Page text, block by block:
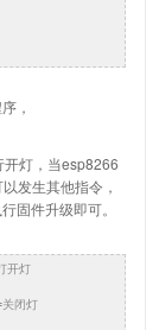
，
灯，当esp8266
发生其他指令，
固件升级即可。
开灯
闭灯